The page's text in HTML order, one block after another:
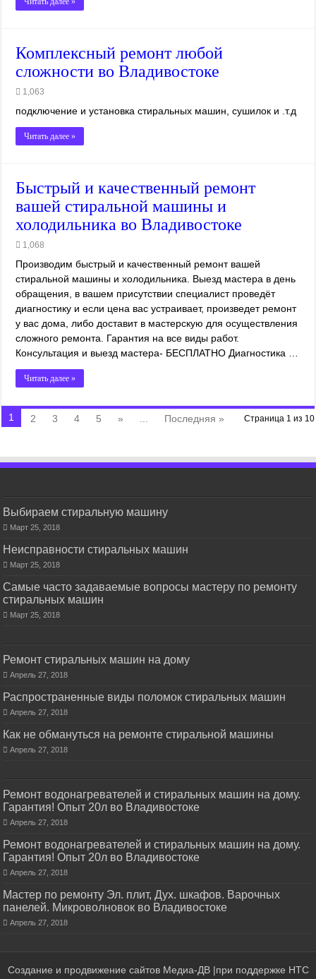
Комплексный ремонт любой
сложности во Владивостоке
1,063
подключение и установка стиральных машин, сушилок и .т.д
Читать далее »
Быстрый и качественный ремонт
вашей стиральной машины и
холодильника во Владивостоке
1,068
Производим быстрый и качественный ремонт вашей
стиральной машины и холодильника. Выезд мастера в день
обращения, в вашем присутствии специалист проведёт
диагностику и если цена вас устраивает, произведет ремонт
у вас дома, либо доставит в мастерскую для осуществления
сложного ремонта. Гарантия на все виды работ.
Консультация и выезд мастера- БЕСПЛАТНО Диагностика …
Читать далее »
Страница 1 из 10
1 2 3 4 5 » Последняя »
Выбираем стиральную машину
Март 25, 2018
Неисправности стиральных машин
Март 25, 2018
Самые часто задаваемые вопросы мастеру по ремонту
стиральных машин
Март 25, 2018
Ремонт стиральных машин на дому
Апрель 27, 2018
Распространенные виды поломок стиральных машин
Апрель 27, 2018
Как не обмануться на ремонте стиральной машины
Апрель 27, 2018
Ремонт водонагревателей и стиральных машин на дому.
Гарантия! Опыт 20л во Владивостоке
Апрель 27, 2018
Ремонт водонагревателей и стиральных машин на дому.
Гарантия! Опыт 20л во Владивостоке
Апрель 27, 2018
Мастер по ремонту Эл. плит, Дух. шкафов. Варочных
панелей. Микроволновок во Владивостоке
Апрель 27, 2018
Создание и продвижение сайтов Медиа-ДВ|при поддержке НТС